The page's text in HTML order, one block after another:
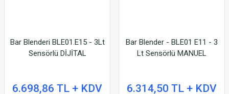
Bar Blenderi BLE01.E15 - 3Lt
Sensörlü DİJİTAL
6.698,86 TL + KDV
Bar Blender - BLE01 E11 - 3
Lt Sensörlü MANUEL
6.314,50 TL + KDV